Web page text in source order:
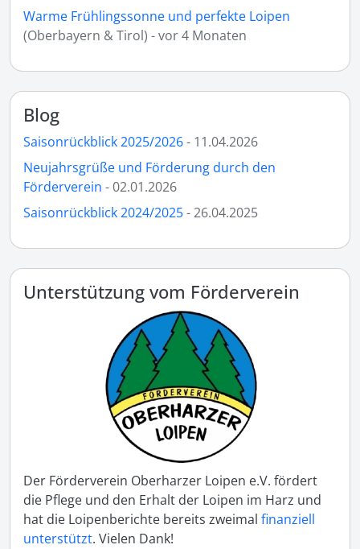
Warme Frühlingssonne und perfekte Loipen
(Oberbayern & Tirol) - vor 4 Monaten
Blog
Saisonrückblick 2025/2026- 11.04.2026
Neujahrsgrüße und Förderung durch den
Förderverein - 02.01.2026
Saisonrückblick 2024/2025- 26.04.2025
Unterstützung vom Förderverein
Der Förderverein Oberharzer Loipen e.V. fördert
die Pflege und den Erhalt der Loipen im Harz und
hat die Loipenberichte bereits zweimal finanziell
unterstützt. Vielen Dank!